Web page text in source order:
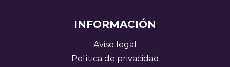
INFORMACIÓN
Aviso legal
Política de privacidad